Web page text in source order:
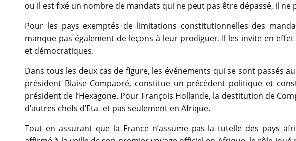
ou il est fixé un nombre de mandats qui ne peut pas être dépassé, il ne
Pour les pays exemptés de limitations constitutionnelles des
manque pas également de leçons à leur prodiguer. Il les invite en
et démocratiques.
Dans tous les deux cas de figure, les événements qui se sont passés
président Blaise Compaoré, constitue un précédent politique et
président de l’Hexagone. Pour François Hollande, la destitution de
d’autres chefs d’Etat et pas seulement en Afrique.
Tout en assurant que la France n’assume pas la tutelle des pays